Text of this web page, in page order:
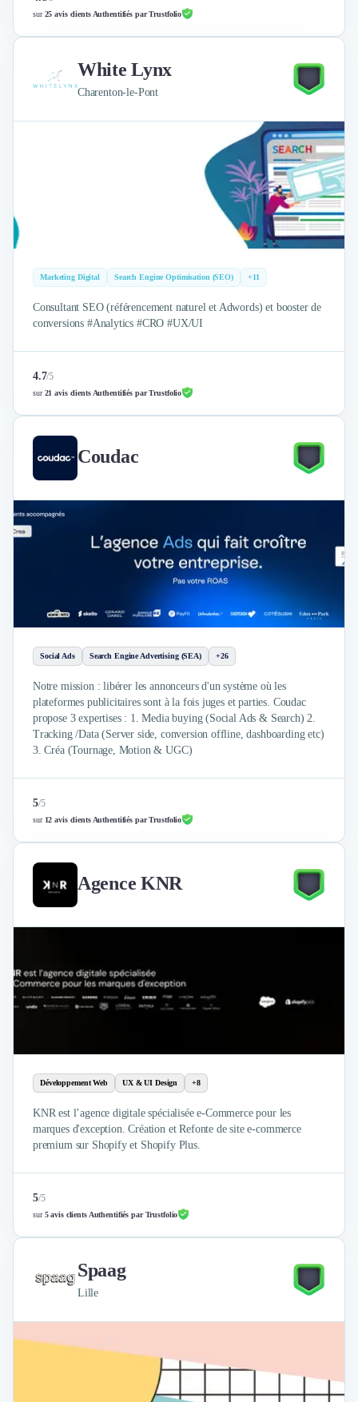
sur25 avis clients Authentifiés par Trustfolio
White Lynx
Charenton-le-Pont
Marketing Digital Search Engine Optimisation (SEO) +11
Consultant SEO (référencement naturel et Adwords) et booster de
conversions #Analytics #CRO #UX/UI
4.7/5
sur21 avis clients Authentifiés par Trustfolio
Coudac
Social Ads Search Engine Advertising (SEA) +26
Notre mission : libérer les annonceurs d'un système où les
plateformes publicitaires sont à la fois juges et parties. Coudac
propose 3 expertises : 1. Media buying (Social Ads & Search) 2.
Tracking /Data (Server side, conversion offline, dashboarding etc)
3. Créa (Tournage, Motion & UGC)
5/5
sur 12 avis clients Authentifiés par Trustfolio
Agence KNR
Développement Web UX & UI Design +8
KNR est l’agence digitale spécialisée e-Commerce pour les
marques d'exception. Création et Refonte de site e-commerce
premium sur Shopify et Shopify Plus.
5/5
sur5 avis clients Authentifiés par Trustfolio
Spaag
Lille